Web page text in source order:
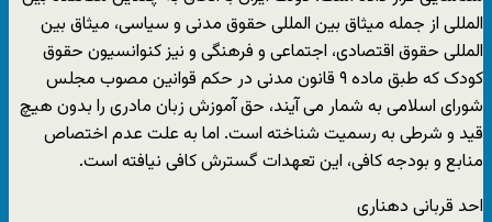
المللی از جمله میثاق بین المللی حقوق مدنی و سیاسی، میثاق بین
المللی حقوق اقتصادی، اجتماعی و فرهنگی و نیز کنوانسیون حقوق
کودک که طبق ماده ۹ قانون مدنی در حکم قوانین مصوب مجلس
شورای اسلامی به شمار می آیند، حق آموزش زبان مادری را بدون هیچ
قید و شرطی به رسمیت شناخته است. اما به علت عدم اختصاص
منابع و بودجه کافی، این تعهدات گسترش کافی نیافته است.
احد قربانی دهناری